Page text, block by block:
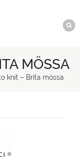
MÖSSA
knit – Brita mössa